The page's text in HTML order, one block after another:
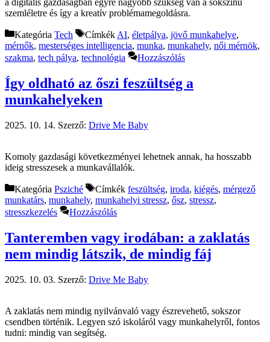
a digitális gazdaságban egyre nagyobb szükség van a sokszínű
szemléletre és így a kreatív problémamegoldásra.
Kategória Tech CímkékAI, életpálya, jövő munkahelye,
mérnők, mesterséges intelligencia, munka, munkahely, női mérnök,
szakma, tech pálya, technológia Hozzászólás
Így oldható az őszi feszültség a
munkahelyeken
2025. 10. 14. Szerző: Drive Me Baby
Komoly gazdasági következményei lehetnek annak, ha hosszabb
ideig stresszesek a munkavállalók.
Kategória Psziché Címkék feszültség, iroda, kiégés, mérgező
munkatárs, munkahely, munkahelyi stressz, ősz, stressz,
stresszkezelés
Hozzászólás
Tanteremben vagy irodában: a zaklatás
nem mindig látszik, de mindig fáj
2025. 10. 03. Szerző: Drive Me Baby
A zaklatás nem mindig nyilvánvaló vagy észrevehető, sokszor
csendben történik. Legyen szó iskoláról vagy munkahelyről, fontos
tudni: mindig van segítség.